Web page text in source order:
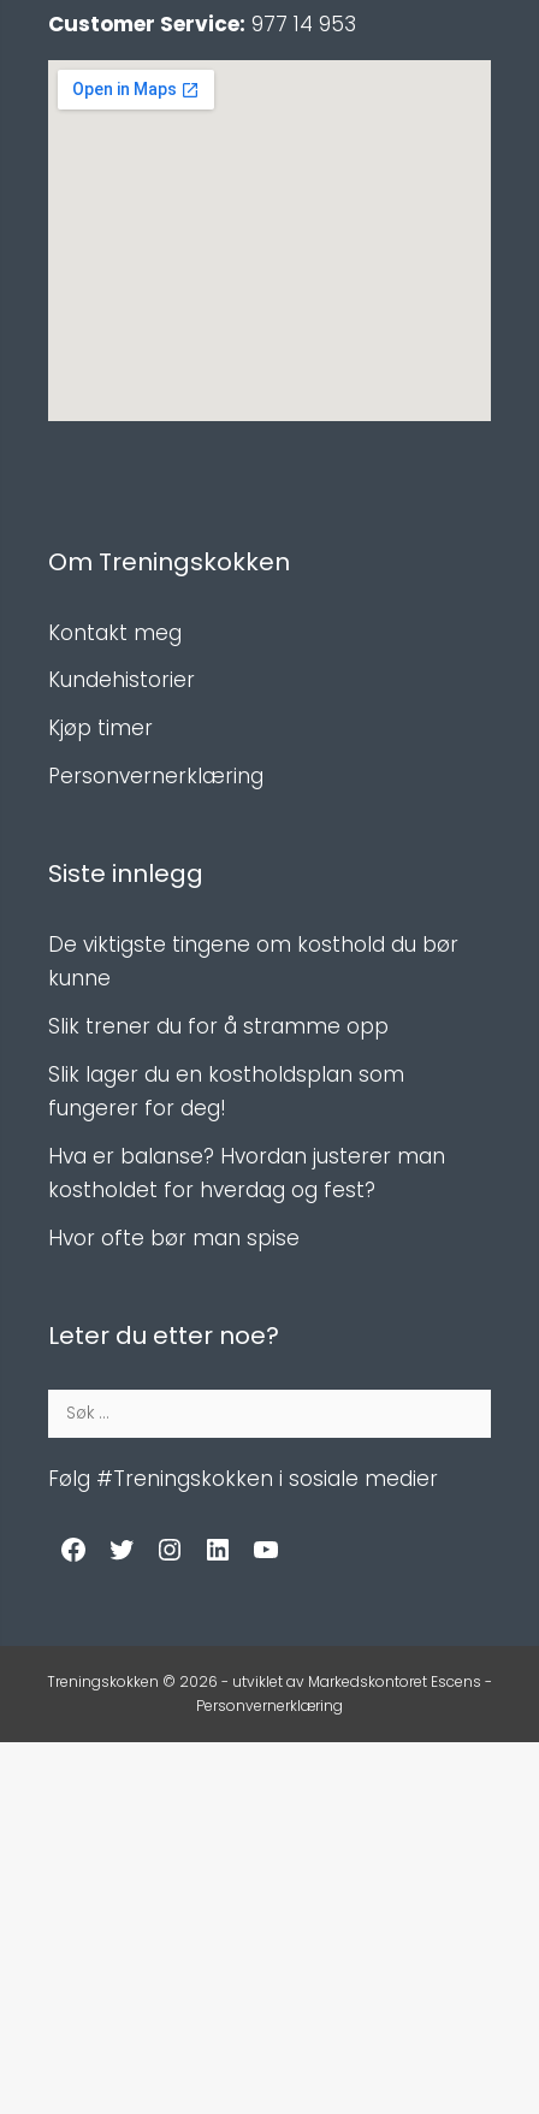
Customer Service: 977 14 953
Om Treningskokken
Kontakt meg
Kundehistorier
Kjøp timer
Personvernerklæring
Siste innlegg
De viktigste tingene om kosthold du bør
kunne
Slik trener du for å stramme opp
Slik lager du en kostholdsplan som
fungerer for deg!
Hva er balanse? Hvordan justerer man
kostholdet for hverdag og fest?
Hvor ofte bør man spise
Leter du etter noe?
Følg #Treningskokken i sosiale medier
Treningskokken © 2026 - utviklet av Markedskontoret Escens -
Personvernerklæring